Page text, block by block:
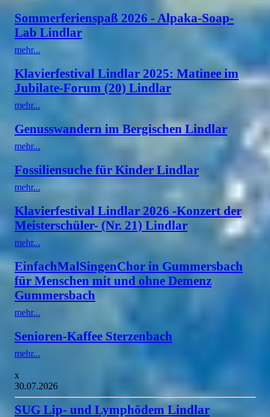
Sommerferienspaß 2026 - Alpaka-Soap-
Lab Lindlar
mehr...
Klavierfestival Lindlar 2025: Matinee im
Jubilate-Forum (20) Lindlar
mehr...
Genusswandern im Bergischen Lindlar
mehr...
Fossiliensuche für Kinder Lindlar
mehr...
Klavierfestival Lindlar 2026 -Konzert der
Meisterschüler- (Nr. 21) Lindlar
mehr...
EinfachMalSingenChor in Gummersbach
für Menschen mit und ohne Demenz
Gummersbach
mehr...
Senioren-Kaffee Sterzenbach
mehr...
x
30.07.2026
SUG Lip- und Lymphödem Lindlar